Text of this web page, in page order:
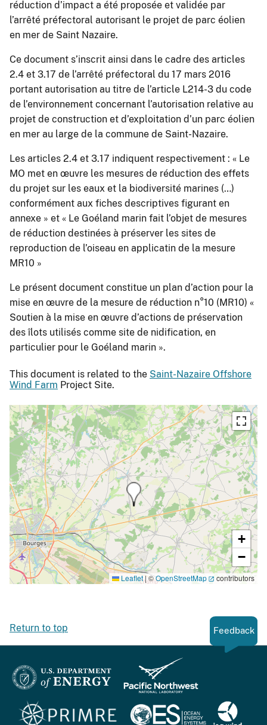
réduction d’impact a été proposée et validée par
l’arrêté préfectoral autorisant le projet de parc éolien
en mer de Saint Nazaire.
Ce document s’inscrit ainsi dans le cadre des articles
2.4 et 3.17 de l’arrêté préfectoral du 17 mars 2016
portant autorisation au titre de l’article L214-3 du code
de l’environnement concernant l’autorisation relative au
projet de construction et d’exploitation d’un parc éolien
en mer au large de la commune de Saint-Nazaire.
Les articles 2.4 et 3.17 indiquent respectivement : « Le
MO met en œuvre les mesures de réduction des effets
du projet sur les eaux et la biodiversité marines (…)
conformément aux fiches descriptives figurant en
annexe » et « Le Goéland marin fait l’objet de mesures
de réduction destinées à préserver les sites de
reproduction de l’oiseau en applicatin de la mesure
MR10 »
Le présent document constitue un plan d’action pour la
mise en œuvre de la mesure de réduction n°10 (MR10) «
Soutien à la mise en œuvre d’actions de préservation
des îlots utilisés comme site de nidification, en
particulier pour le Goéland marin ».
This document is related to the Saint-Nazaire Offshore
Wind Farm Project Site.
+
−
Leaflet | ©OpenStreetMap contributors
Return to top Feedback